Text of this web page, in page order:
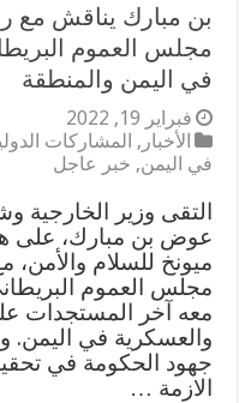
بن مبارك يناقش مع
مجلس العموم
في اليمن والمنطقة
فبراير 19, 2022
الأخبار , المشاركات
في اليمن, خبر عاجل
التقى وزير الخارجية
عوض بن مبارك، على
ميونخ للسلام
مجلس العموم
معه آخر المستجدات
والعسكرية في اليمن.
جهود الحكومة في
الازمة …